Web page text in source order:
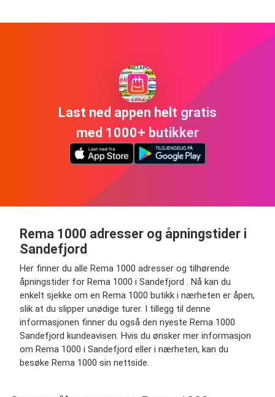
Last ned appen helt gratis
med 1000+ butikker
Rema 1000 adresser og åpningstider i
Sandefjord
Her finner du alle Rema 1000 adresser og tilhørende
åpningstider for Rema 1000 i Sandefjord . Nå kan du
enkelt sjekke om en Rema 1000 butikk i nærheten er åpen,
slik at du slipper unødige turer. I tillegg til denne
informasjonen finner du også den nyeste Rema 1000
Sandefjord kundeavisen. Hvis du ønsker mer informasjon
om Rema 1000 i Sandefjord eller i nærheten, kan du
besøke Rema 1000 sin nettside.